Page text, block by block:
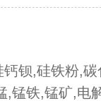
钡,硅铁粉,
,锰铁,锰矿,电